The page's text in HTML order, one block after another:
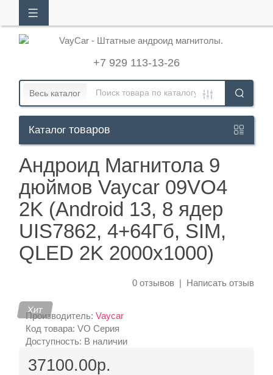
ТОВАРОВ
113-
13-
Режим
Контакты
+7 929 113-13-26
Весь каталог
Каталог товаров
Андроид Магнитола 9
дюймов Vaycar 09VO4
2K (Android 13, 8 ядер
UIS7862, 4+64Гб, SIM,
QLED 2K 2000x1000)
0 отзывов| Написать отзыв
Хит
Производитель:Vaycar
Код товара: VO Серия
Доступность: В наличии
37100.00р.